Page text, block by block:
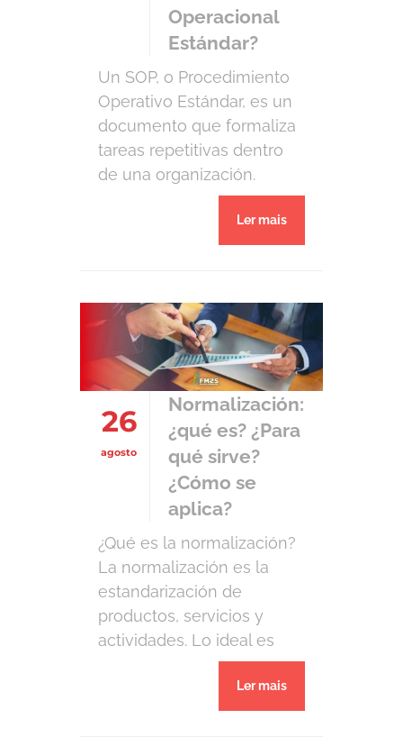
Operacional
Estándar?
Un SOP, o Procedimiento
Operativo Estándar, es un
documento que formaliza
tareas repetitivas dentro
de una organización.
Consiste en una hoja (o
hoja de cálculo) que
describe un procedimiento
sea un «paso a paso» de
una tarea repetitiva se
encuentra dentro de la
categoría de
procedimientos operativos
estándar. En […]
Ler mais
26
agosto
Normalización:
¿qué es? ¿Para
qué sirve?
¿Cómo se
aplica?
¿Qué es la normalización?
La normalización es la
estandarización de
productos, servicios y
actividades. Lo ideal es
que se dirija a los moldes
que representan la mejor
manera de ejecutar un
Ler mais